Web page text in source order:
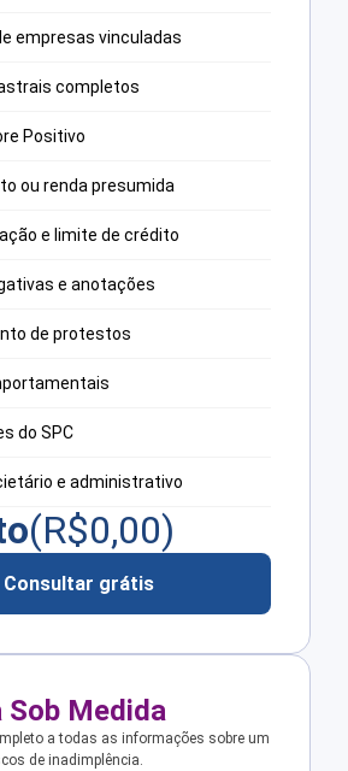
empresas vinculadas
completos
Positivo
ou renda presumida
e limite de crédito
e anotações
de protestos
do SPC
e administrativo
(R$0,00)
Consultar grátis
Sob Medida
a todas as informações sobre um
de inadimplência.